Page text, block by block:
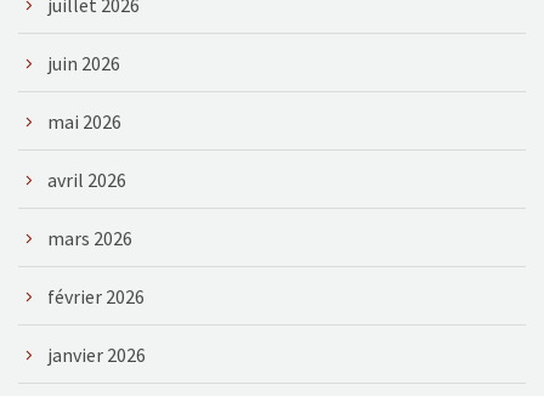
juillet 2026
juin 2026
mai 2026
avril 2026
mars 2026
février 2026
janvier 2026